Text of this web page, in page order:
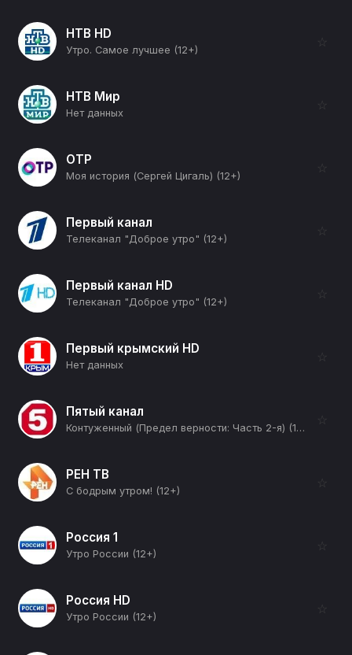
НТВ HD
Утро. Самое лучшее (12+)
☆
НТВ Мир
Нет данных
☆
ОТР
Моя история (Сергей Цигаль) (12+)
☆
Первый канал
Телеканал "Доброе утро" (12+)
☆
Первый канал HD
Телеканал "Доброе утро" (12+)
☆
Первый крымский HD
Нет данных
☆
Пятый канал
Контуженный (Предел верности: Часть 2-я) (16+)
☆
РЕН ТВ
С бодрым утром! (12+)
☆
Россия 1
Утро России (12+)
☆
Россия HD
Утро России (12+)
☆